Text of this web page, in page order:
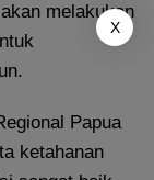
melakukan
Papua
ketahanan
X